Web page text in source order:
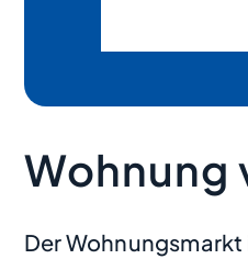
Wohnung
Der